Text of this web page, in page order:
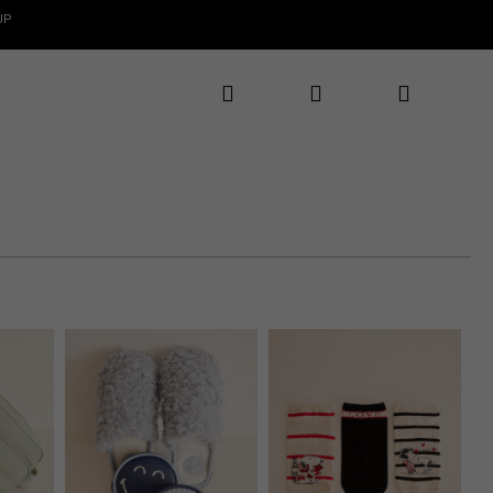
Prihlásenie
✕
5€ zľavu